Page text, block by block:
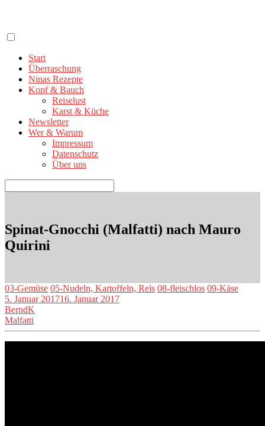
springen
Start
Überraschung
Ninas Rezepte
Kopf & Bauch
Reiselust
Karst & Küche
Newsletter
Wer & Warum
Impressum
Datenschutz
Über uns
nach:
Spinat-Gnocchi (Malfatti) nach Mauro
Quirini
03-Gemüse 05-Nudeln, Kartoffeln, Reis 08-fleischlos 09-Käse
5. Januar 201716. Januar 2017
BerndK
Malfatti